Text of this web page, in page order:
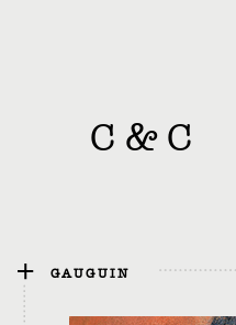
C &C
GAUGUIN